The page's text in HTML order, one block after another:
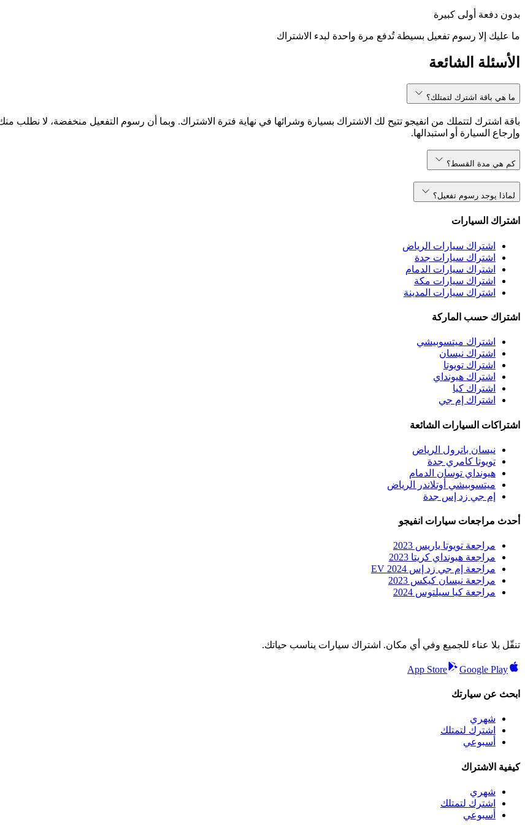
بدون دفعة أولى كبيرة
ما عليك إلا رسوم تفعيل بسيطة تُدفع مرة واحدة لبدء الاشتراك
الأسئلة الشائعة
ما هي باقة اشترك لتمتلك؟
باقة اشترك لتتملك من انفيجو تتيح لك الاشتراك بسيارة وشرائها في نهاية فترة الاشتراك. وبما أن رسوم التفعيل منخفضة، لا نطلب
وإرجاع السيارة أو استبدالها.
كم هي مدة القسط؟
لماذا يوجد رسوم تفعيل؟
اشتراك السيارات
اشتراك سيارات الرياض
اشتراك سيارات جدة
اشتراك سيارات الدمام
اشتراك سيارات مكة
اشتراك سيارات المدينة
اشتراك حسب الماركة
اشتراك ميتسوبيشي
اشتراك نيسان
اشتراك تويوتا
اشتراك هيونداي
اشتراك كيا
اشتراك إم جي
اشتراكات السيارات الشائعة
نيسان باترول الرياض
تويوتا كامري جدة
هيونداي توسان الدمام
ميتسوبيشي أوتلاندر الرياض
إم جي زد إس جدة
أحدث مراجعات سيارات انفيجو
مراجعة تويوتا ياريس 2023
مراجعة هيونداي كريتا 2023
مراجعة إم جي زد إس EV 2024
مراجعة نيسان كيكس 2023
مراجعة كيا سيلتوس 2024
تنقّل بلا عناء للجميع وفي أي مكان. اشتراك سيارات يناسب حياتك.
App Store Google Play
ابحث عن سيارتك
شهري
اشترك لتمتلك
أسبوعي
كيفية الاشتراك
شهري
اشترك لتمتلك
أسبوعي